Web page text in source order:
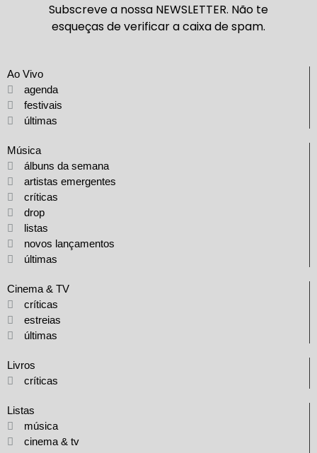
Subscreve a nossa NEWSLETTER. Não te
esqueças de verificar a caixa de spam.
Ao Vivo
agenda
festivais
últimas
Música
álbuns da semana
artistas emergentes
críticas
drop
listas
novos lançamentos
últimas
Cinema & TV
críticas
estreias
últimas
Livros
críticas
Listas
música
cinema & tv